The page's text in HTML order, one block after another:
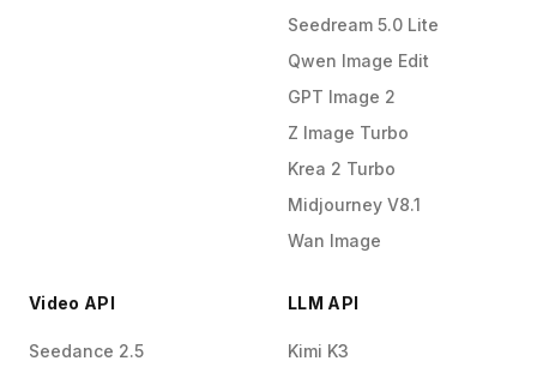
Seedream 5.0 Lite
Qwen Image Edit
GPT Image 2
Z Image Turbo
Krea 2 Turbo
Midjourney V8.1
Wan Image
Video API
Seedance 2.5
LLM API
Kimi K3